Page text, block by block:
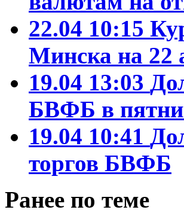
22.04 10:15
Минска на 22
19.04 13:03
БВФБ в
19.04 10:41
торгов БВФБ
Ранее по теме